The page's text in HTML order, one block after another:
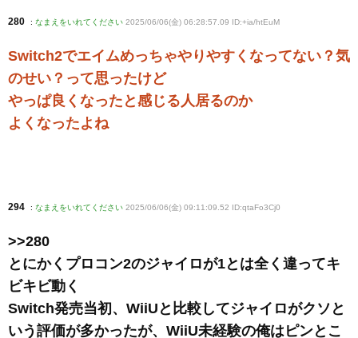
280 : なまえをいれてください 2025/06/06(金) 06:28:57.09 ID:+ia/htEuM
Switch2でエイムめっちゃやりやすくなってない？気
のせい？って思ったけど
やっぱ良くなったと感じる人居るのか
よくなったよね
294 : なまえをいれてください 2025/06/06(金) 09:11:09.52 ID:qtaFo3Cj0
>>280
とにかくプロコン2のジャイロが1とは全く違ってキ
ビキビ動く
Switch発売当初、WiiUと比較してジャイロがクソと
いう評価が多かったが、WiiU未経験の俺はピンとこ